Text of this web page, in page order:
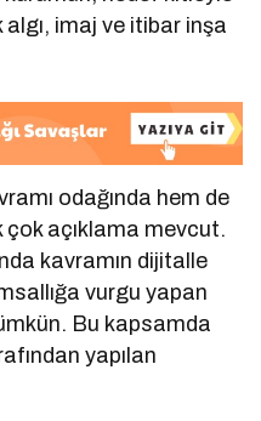
imaj ve itibar inşa
odağında hem de
açıklama mevcut.
kavramın dijitalle
vurgu yapan
Bu kapsamda
yapılan